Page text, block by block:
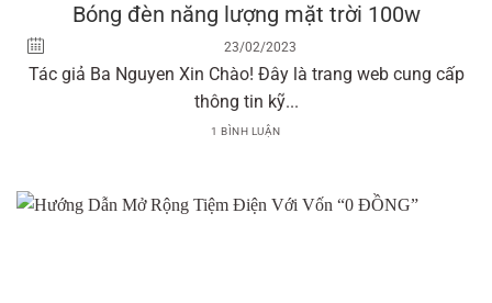
Bóng đèn năng lượng mặt trời 100w
23/02/2023
Tác giả Ba Nguyen Xin Chào! Đây là trang web cung cấp
thông tin kỹ...
1 BÌNH LUẬN